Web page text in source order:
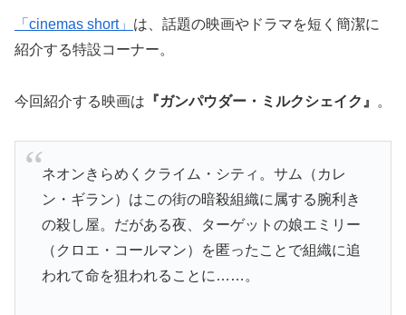
「cinemas short」 は、話題の映画やドラマを短く簡潔に
紹介する特設コーナー。
今回紹介する映画は 『ガンパウダー・ミルクシェイク』 。
ネオンきらめくクライム・シティ。サム（カレ
ン・ギラン）はこの街の暗殺組織に属する腕利き
の殺し屋。だがある夜、ターゲットの娘エミリー
（クロエ・コールマン）を匿ったことで組織に追
われて命を狙われることに……。